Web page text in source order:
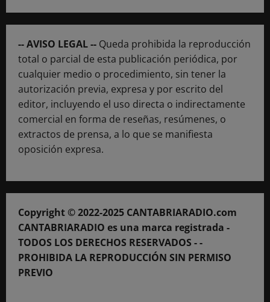
-- AVISO LEGAL -- Queda prohibida la reproducción
total o parcial de esta publicación periódica, por
cualquier medio o procedimiento, sin tener la
autorización previa, expresa y por escrito del
editor, incluyendo el uso directa o indirectamente
comercial en forma de reseñas, resúmenes, o
extractos de prensa, a lo que se manifiesta
oposición expresa.
Copyright © 2022-2025 CANTABRIARADIO.com
CANTABRIARADIO es una marca registrada -
TODOS LOS DERECHOS RESERVADOS - -
PROHIBIDA LA REPRODUCCIÓN SIN PERMISO
PREVIO